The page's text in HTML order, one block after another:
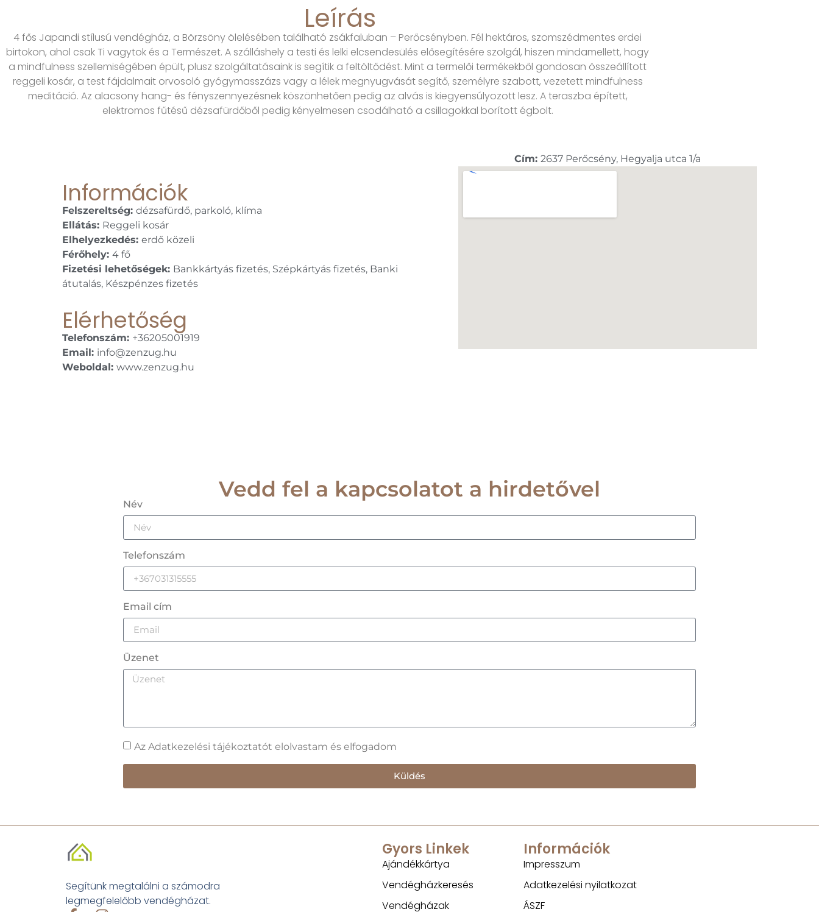
Leírás
4 fős Japandi stílusú vendégház, a Börzsöny ölelésében található zsákfaluban – Perőcsényben. Fél hektáros, szomszédmentes erdei
birtokon, ahol csak Ti vagytok és a Természet. A szálláshely a testi és lelki elcsendesülés elősegítésére szolgál, hiszen mindamellett, hogy
a mindfulness szellemiségében épült, plusz szolgáltatásaink is segítik a feltöltődést. Mint a termelői termékekből gondosan összeállított
reggeli kosár, a test fájdalmait orvosoló gyógymasszázs vagy a lélek megnyugvását segítő, személyre szabott, vezetett mindfulness
meditáció. Az alacsony hang- és fényszennyezésnek köszönhetően pedig az alvás is kiegyensúlyozott lesz. A teraszba épített,
elektromos fűtésű dézsafürdőből pedig kényelmesen csodálható a csillagokkal borított égbolt.
Információk
Felszereltség: dézsafürdő, parkoló, klíma
Ellátás: Reggeli kosár
Elhelyezkedés: erdő közeli
Férőhely: 4 fő
Fizetési lehetőségek: Bankkártyás fizetés, Szépkártyás fizetés, Banki
átutalás, Készpénzes fizetés
Elérhetőség
Telefonszám: +36205001919
Email: info@zenzug.hu
Weboldal: www.zenzug.hu
Cím: 2637 Perőcsény, Hegyalja utca 1/a
Vedd fel a kapcsolatot a hirdetővel
Név
Telefonszám
Email cím
Üzenet
Az Adatkezelési tájékoztatót elolvastam és elfogadom
Küldés
Segítünk megtalálni a számodra
legmegfelelőbb vendégházat.
Gyors Linkek
Ajándékkártya
Vendégházkeresés
Vendégházak
Információk
Impresszum
Adatkezelési nyilatkozat
ÁSZF